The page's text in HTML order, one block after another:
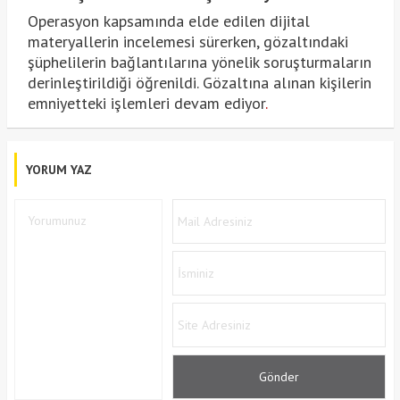
Operasyon kapsamında elde edilen dijital
materyallerin incelemesi sürerken, gözaltındaki
şüphelilerin bağlantılarına yönelik soruşturmaların
derinleştirildiği öğrenildi. Gözaltına alınan kişilerin
emniyetteki işlemleri devam ediyor.
YORUM YAZ